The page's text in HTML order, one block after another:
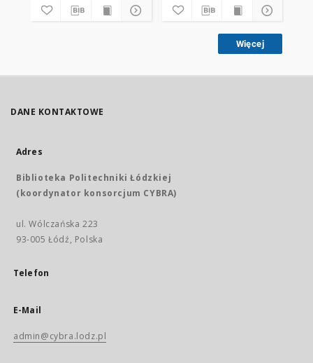
Więcej
DANE KONTAKTOWE
Adres
Biblioteka Politechniki Łódzkiej
(koordynator konsorcjum CYBRA)
ul. Wólczańska 223
93-005 Łódź, Polska
Telefon
E-Mail
admin@cybra.lodz.pl